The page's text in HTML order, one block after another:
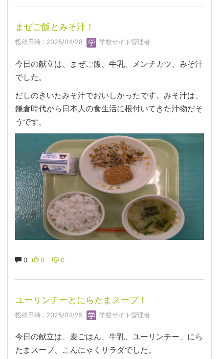
まぜご飯とみそ汁！
投稿日時 : 2025/04/28 学校サイト管理者
今日の献立は、まぜご飯、牛乳、メンチカツ、みそ汁
でした。
だしのきいたみそ汁でおいしかったです。みそ汁は、
鎌倉時代から日本人の食生活に根付いてきた汁物だそ
うです。
0 0 0
ユーリンチーとにらたまスープ！
投稿日時 : 2025/04/25 学校サイト管理者
今日の献立は、麦ごはん、牛乳、ユーリンチー、にら
たまスープ、こんにゃくサラダでした。